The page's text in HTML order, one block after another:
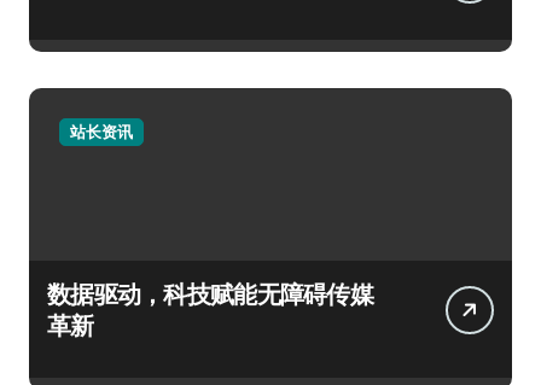
站长资讯
数据驱动，科技赋能无障碍传媒
革新